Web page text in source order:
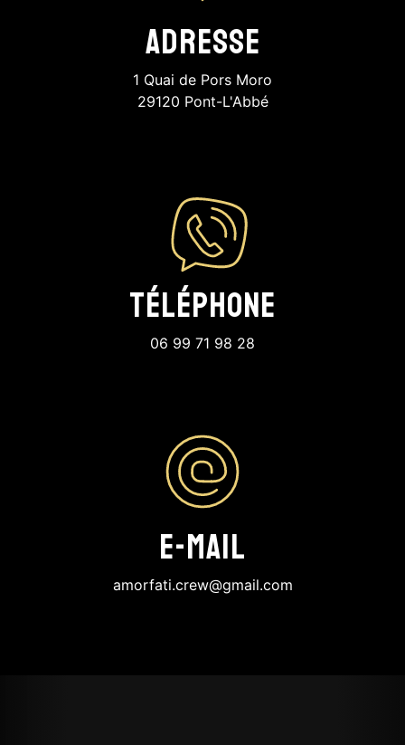
Adresse
1 Quai de Pors Moro
29120 Pont-L'Abbé
Téléphone
06 99 71 98 28
E-mail
amorfati.crew@gmail.com